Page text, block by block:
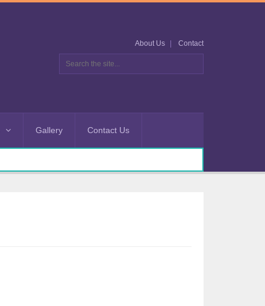
About Us Contact
Gallery Contact Us